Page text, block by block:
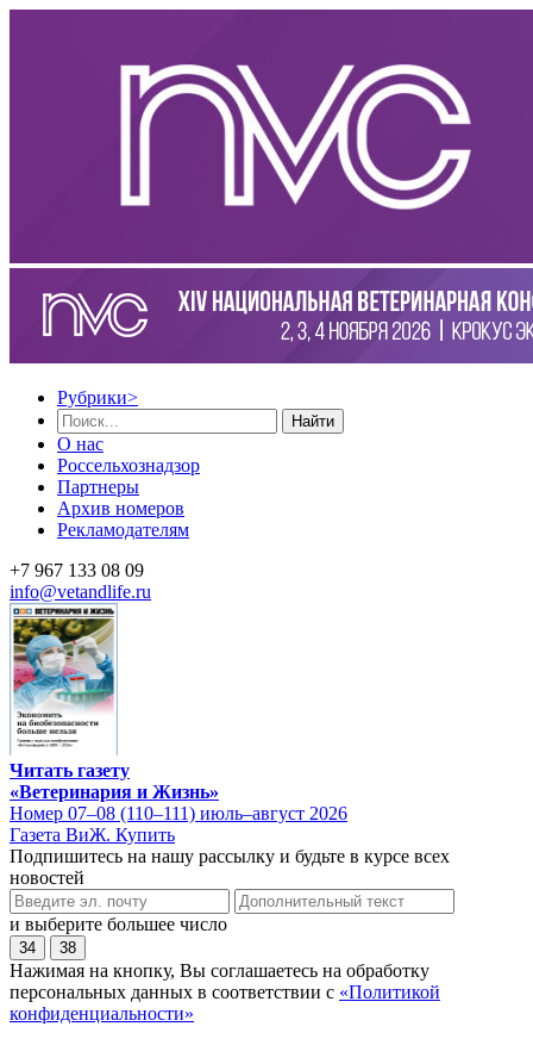
Рубрики>
Найти
О нас
Россельхознадзор
Партнеры
Архив номеров
Рекламодателям
+7 967 133 08 09
info@vetandlife.ru
Читать газету
«Ветеринария и Жизнь»
Номер 07–08 (110–111) июль–август 2026
Газета ВиЖ. Купить
Подпишитесь на нашу рассылку и будьте в курсе всех
новостей
и выберите большее число
34 38
Нажимая на кнопку, Вы соглашаетесь на обработку
персональных данных в соответствии с «Политикой
конфиденциальности»